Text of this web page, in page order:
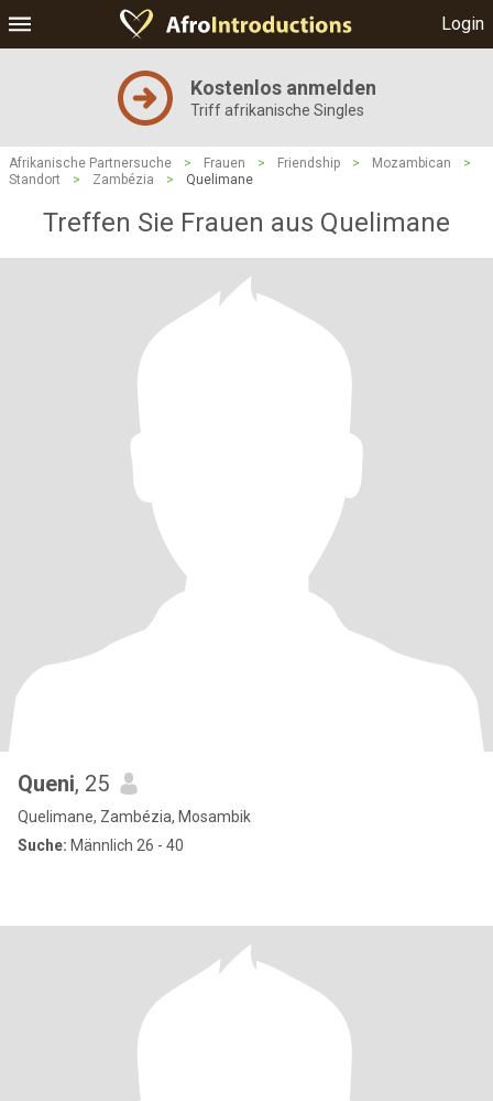
Login
Kostenlos anmelden
Triff afrikanische Singles
Afrikanische Partnersuche > Frauen > Friendship > Mozambican
>
Standort
> Zambézia > Quelimane
Treffen Sie Frauen aus Quelimane
Queni, 25
Quelimane, Zambézia, Mosambik
Suche: Männlich 26 - 40